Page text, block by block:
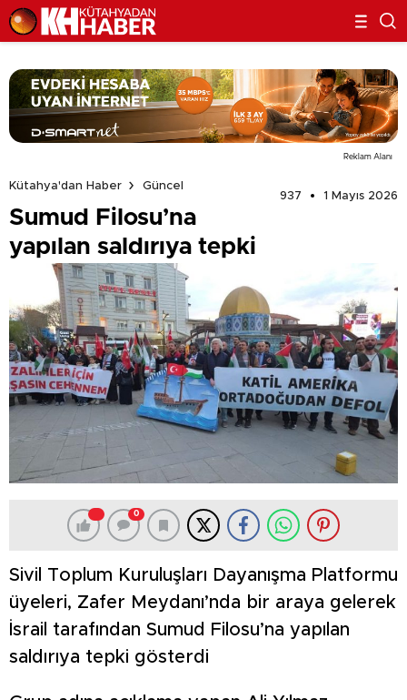
Reklam Alanı
Kütahya'dan Haber
Güncel
937
1 Mayıs 2026
Sumud Filosu’na
yapılan saldırıya tepki
0
Sivil Toplum Kuruluşları Dayanışma Platformu
üyeleri, Zafer Meydanı’nda bir araya gelerek
İsrail tarafından Sumud Filosu’na yapılan
saldırıya tepki gösterdi